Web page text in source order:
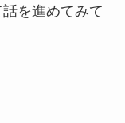
を進めてみて